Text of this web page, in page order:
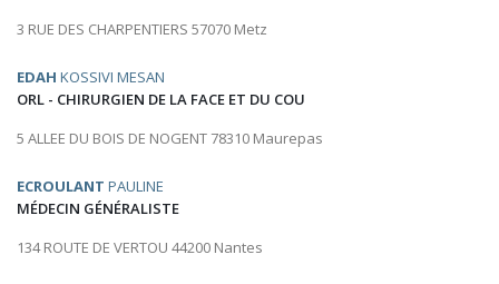
3 RUE DES CHARPENTIERS 57070 Metz
EDAH KOSSIVI MESAN
ORL - CHIRURGIEN DE LA FACE ET DU COU
5 ALLEE DU BOIS DE NOGENT 78310 Maurepas
ECROULANT PAULINE
MÉDECIN GÉNÉRALISTE
134 ROUTE DE VERTOU 44200 Nantes